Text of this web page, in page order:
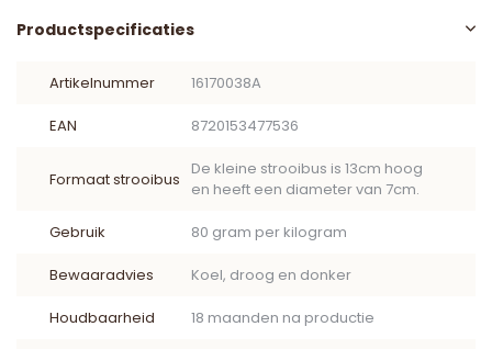
Productspecificaties
Artikelnummer 16170038A
EAN 8720153477536
Formaat strooibus
De kleine strooibus is 13cm hoog
en heeft een diameter van 7cm.
Gebruik 80 gram per kilogram
Bewaaradvies Koel, droog en donker
Houdbaarheid 18 maanden na productie